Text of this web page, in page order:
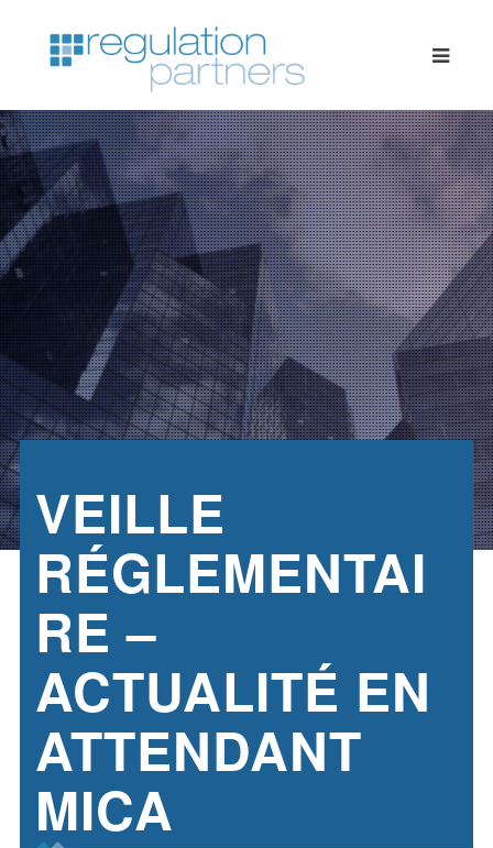
VEILLE
RÉGLEMENTAI
RE –
ACTUALITÉ EN
ATTENDANT
MICA